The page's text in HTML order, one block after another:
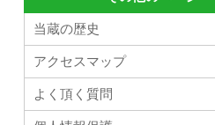
当蔵の歴史
アクセスマップ
よく頂く質問